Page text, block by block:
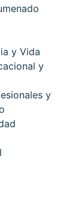
y Vida
y
y